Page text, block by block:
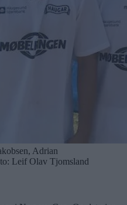
Adrian
Leif Olav Tjomsland